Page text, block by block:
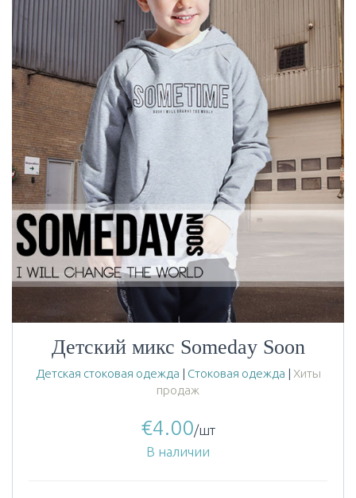
Детский микс Someday Soon
Детская стоковая одежда | Стоковая одежда | Хиты
продаж
€4.00/шт
В наличии